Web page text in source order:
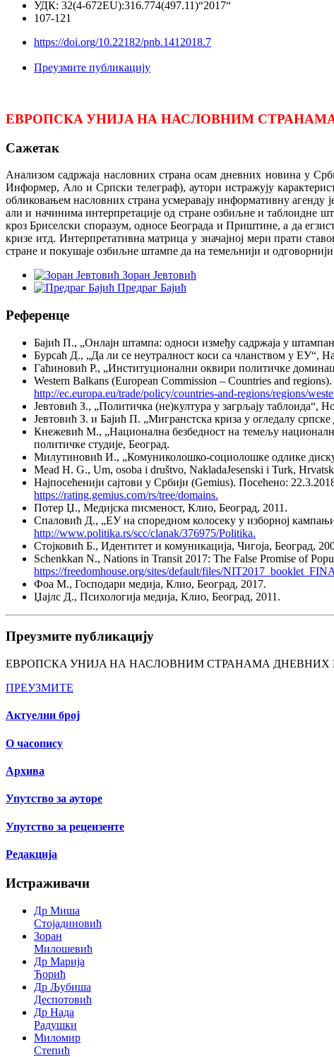
УДК: 32(4-672EU):316.774(497.11)“2017“
107-121
https://doi.org/10.22182/pnb.1412018.7
Преузмите публикацију
ЕВРОПСКA УНИЈA НА НАСЛОВНИМ
Сажетак
Анализом садржаја насловних страна осам дневних новина у
Информер, Ало и Српски телеграф), аутори истражују
обликовањем насловних страна усмеравају информативну агенду
али и начинима интерпретације од стране озбиљне и таблоидне
кроз Бриселски споразум, односе Београда и Приштине, а да
кризе итд. Интерпретативна матрица у значајној мери прати
стране и покушаје озбиљне штампе да на темељнији и
Зоран Јевтовић
Предраг Бајић
Референце
Бајић П., „Онлајн штампа: односи између садржаја у
Бурсаћ Д., „Да ли се неутралност коси са чланством у ЕУ“,
Гаћиновић Р., „Институционални оквири политичке
Western Balkans (European Commission – Countries and
http://ec.europa.eu/trade/policy/countries-and-regions/regions/
Јевтовић З., „Политичка (не)култура у загрљају таблоида“,
Јевтовић З. и Бајић П. „Мигранстска криза у огледалу
Кнежевић М., „Национална безбедност на темељу
политичке студије, Београд.
Милутиновић И., „Комуниколошко-социолошке одлике
Mead H. G., Um, osoba i društvo, NakladaJesenski i Turk,
Најпосећенији сајтови у Србији (Gemius). Посећено:
https://rating.gemius.com/rs/tree/domains.
Потер Џ., Медијска писменост, Клио, Београд, 2011.
Спаловић Д., „ЕУ на споредном колосеку у изборној
http://www.politika.rs/scc/clanak/376975/Politika.
Стојковић Б., Идентитет и комуникација, Чигоја, Београд,
Schenkkan N., Nations in Transit 2017: The False Promise of
https://freedomhouse.org/sites/default/files/
Фоа М., Господари медија, Клио, Београд, 2017.
Џајлс Д., Психологија медија, Клио, Београд, 2011.
Преузмите публикацију
ЕВРОПСКA УНИЈA НА НАСЛОВНИМ СТРАНАМА ДНЕВНИХ
ПРЕУЗМИТЕ
Актуелни број
О часопису
Архива
Упутство за ауторе
Упутство за рецензенте
Редакција
Истраживачи
Др Миша
Стојадиновић
Зоран
Милошевић
Др Марија
Ђорић
Др Љубиша
Деспотовић
Др Нада
Радушки
Миломир
Степић